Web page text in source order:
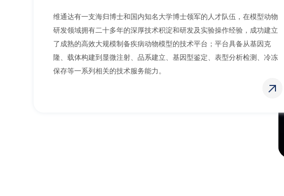
维通达有一支海归博士和国内知名大学博士领军的人才队伍，在模型动物
研发领域拥有二十多年的深厚技术积淀和研发及实验操作经验，成功建立
了成熟的高效大规模制备疾病动物模型的技术平台；平台具备从基因克
隆、载体构建到显微注射、品系建立、基因型鉴定、表型分析检测、冷冻
保存等一系列相关的技术服务能力。